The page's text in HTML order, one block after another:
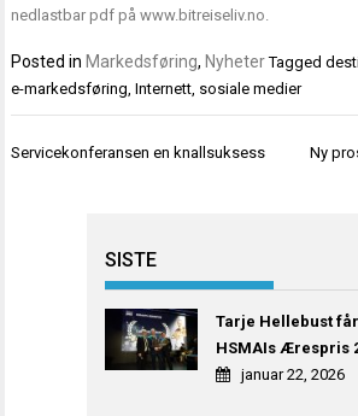
nedlastbar pdf på www.bitreiseliv.no.
Posted in Markedsføring, Nyheter Tagged
e-markedsføring,Internett, sosiale medier
Innleggsnavigasjon
Servicekonferansen en knallsuksess Ny
SISTE
Tarje Hellebust får
HSMAIs Ærespris
januar 22, 2026